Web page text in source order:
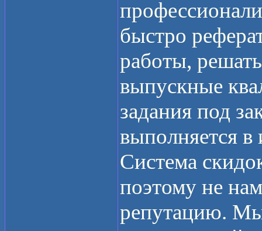
быстро
работы,
выпускные
задания под
выполняется
Система
поэтому не
репутацию. Мы